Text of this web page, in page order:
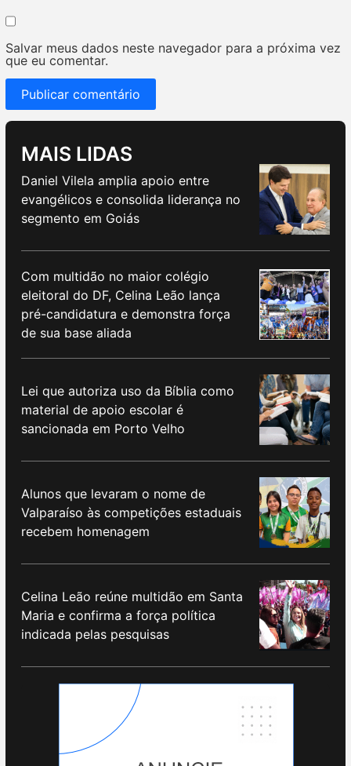
Salvar meus dados neste navegador para a próxima vez
que eu comentar.
MAIS LIDAS
Daniel Vilela amplia apoio entre
evangélicos e consolida liderança no
segmento em Goiás
Com multidão no maior colégio
eleitoral do DF, Celina Leão lança
pré-candidatura e demonstra força
de sua base aliada
Lei que autoriza uso da Bíblia como
material de apoio escolar é
sancionada em Porto Velho
Alunos que levaram o nome de
Valparaíso às competições estaduais
recebem homenagem
Celina Leão reúne multidão em Santa
Maria e confirma a força política
indicada pelas pesquisas